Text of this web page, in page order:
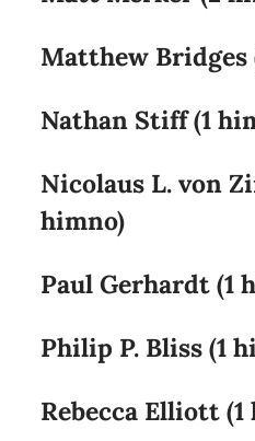
Matthew Bridges
Nathan Stiff (1
Nicolaus L. von
himno)
Paul Gerhardt (1
Philip P. Bliss (1
Rebecca Elliott (1